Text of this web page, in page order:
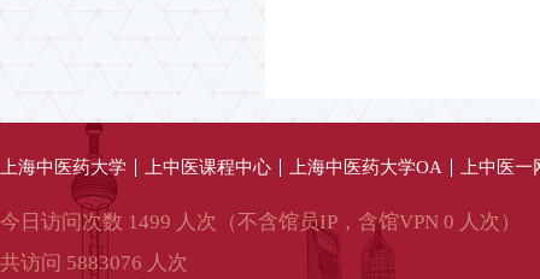
上海中医药大学 上中医课程中心 上海中医药大学OA 上中医
今日访问次数 1499 人次（不含馆员IP，含馆VPN 0 人次）
共访问 5883076 人次